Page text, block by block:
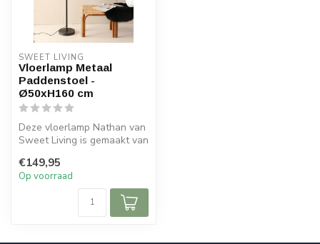
SWEET LIVING
Vloerlamp Metaal
Paddenstoel -
Ø50xH160 cm
Deze vloerlamp Nathan van
Sweet Living is gemaakt van
€149,95
Op voorraad